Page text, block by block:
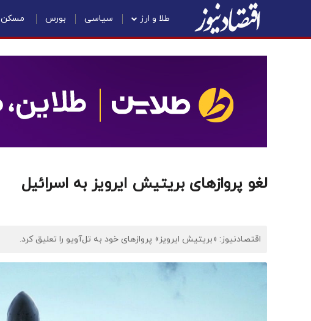
طلا و ارز سیاسی بورس مسکن
لغو پرواز‌های بریتیش ایرویز به اسرائیل
اقتصادنیوز: «بریتیش ایرویز» پروازهای خود به تل‌آویو را تعلیق کرد.